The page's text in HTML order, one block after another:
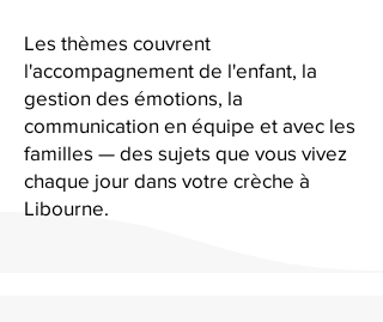
Les thèmes couvrent
l'accompagnement de l'enfant, la
gestion des émotions, la
communication en équipe et avec les
familles — des sujets que vous vivez
chaque jour dans votre crèche à
Libourne.